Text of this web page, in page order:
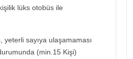
lüks otobüs ile
yeterli sayıya ulaşamaması
(min.15 Kişi)